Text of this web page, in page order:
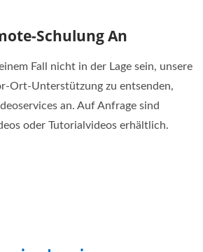
Schulung An
Fall nicht in der Lage sein, unsere
Ort-Unterstützung zu entsenden,
an. Auf Anfrage sind
oder Tutorialvideos erhältlich.